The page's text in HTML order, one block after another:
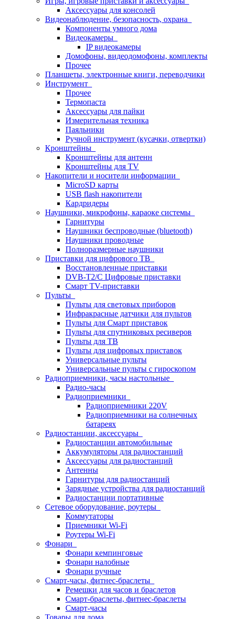
Аксессуары для консолей
Видеонаблюдение, безопасность, охрана
Компоненты умного дома
Видеокамеры
IP видеокамеры
Домофоны, видеодомофоны, комплекты
Прочее
Планшеты, электронные книги, переводчики
Инструмент
Прочее
Термопаста
Аксессуары для пайки
Измерительная техника
Паяльники
Ручной инструмент (кусачки, отвертки)
Кронштейны
Кронштейны для антенн
Кронштейны для TV
Накопители и носители информации
MicroSD карты
USB flash накопители
Кардридеры
Наушники, микрофоны, караоке системы
Гарнитуры
Наушники беспроводные (bluetooth)
Наушники проводные
Полноразмерные наушники
Приставки для цифрового ТВ
Восстановленные приставки
DVB-T2/C Цифровые приставки
Смарт ТV-приставки
Пульты
Пульты для световых приборов
Инфракрасные датчики для пультов
Пульты для Смарт приставок
Пульты для спутниковых ресиверов
Пульты для ТВ
Пульты для цифровых приставок
Универсальные пульты
Универсальные пульты с гироскопом
Радиоприемники, часы настольные
Радио-часы
Радиоприемники
Радиоприемники 220V
Радиоприемники на солнечных
батареях
Радиостанции, аксессуары
Радиостанции автомобильные
Аккумуляторы для радиостанций
Аксессуары для радиостанций
Антенны
Гарнитуры для радиостанций
Зарядные устройства для радиостанций
Радиостанции портативные
Сетевое оборудование, роутеры
Коммутаторы
Приемники Wi-Fi
Роутеры Wi-Fi
Фонари
Фонари кемпинговые
Фонари налобные
Фонари ручные
Смарт-часы, фитнес-браслеты
Ремешки для часов и браслетов
Смарт-браслеты, фитнес-браслеты
Смарт-часы
Товары для дома